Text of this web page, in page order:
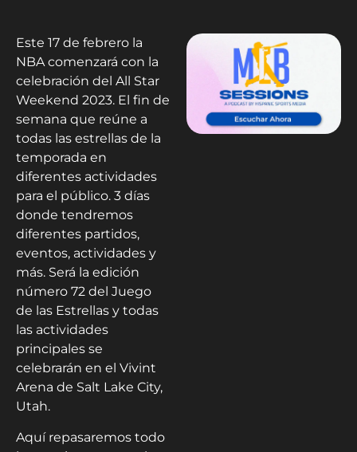
Este 17 de febrero la
NBA comenzará con la
celebración del All Star
Weekend 2023. El fin de
semana que reúne a
todas las estrellas de la
temporada en
diferentes actividades
para el público. 3 días
donde tendremos
diferentes partidos,
eventos, actividades y
más. Será la edición
número 72 del Juego
de las Estrellas y todas
las actividades
principales se
celebrarán en el Vivint
Arena de Salt Lake City,
Utah.
Aquí repasaremos todo